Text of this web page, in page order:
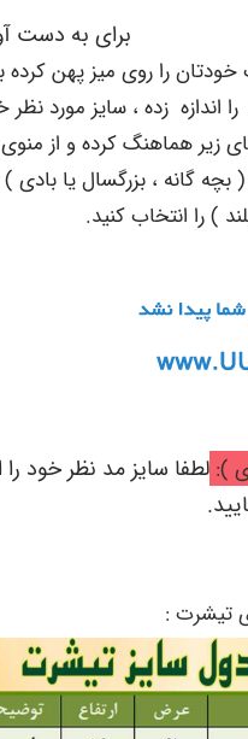
برای به دست
را روی میز پهن
زده ، سایز مورد نظر
زیر هماهنگ کرده و از
بچه گانه ، بزرگسال یا بادی
) را انتخاب کنید.
): لطفا سایز مد نظر خود
تیشرت :